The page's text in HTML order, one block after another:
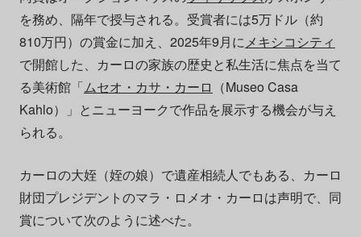
を務め、隔年で授与される。受賞者には5万ドル（約
810万円）の賞金に加え、2025年9月にメキシコシティ
で開館した、カーロの家族の歴史と私生活に焦点を当て
る美術館「ムセオ・カサ・カーロ （Museo Casa
Kahlo）」とニューヨークで作品を展示する機会が与え
られる。
カーロの大姪（姪の娘）で遺産相続人でもある、カーロ
財団プレジデントのマラ・ロメオ・カーロは声明で、同
賞について次のように述べた。